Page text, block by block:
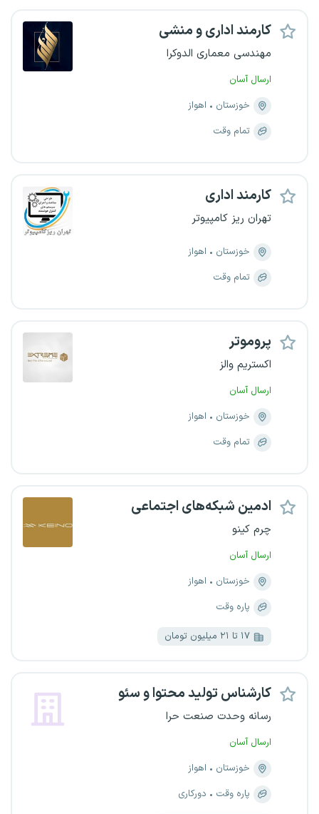
کارمند اداری و منشی
مهندسی معماری الدوکرا
ارسال آسان
خوزستان
اهواز
تمام وقت
کارمند اداری
تهران ریز کامپیوتر
خوزستان
اهواز
تمام وقت
پروموتر
اکستریم والز
ارسال آسان
خوزستان
اهواز
تمام وقت
ادمین شبکه‌های اجتماعی
چرم کینو
ارسال آسان
خوزستان
اهواز
پاره وقت
۱۷ تا ۲۱ میلیون تومان
کارشناس تولید محتوا و سئو
رسانه وحدت صنعت حرا
ارسال آسان
خوزستان
اهواز
پاره وقت
دورکاری